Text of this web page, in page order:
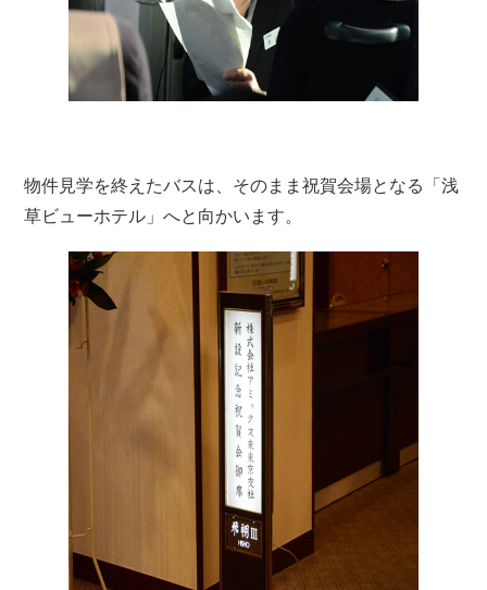
物件見学を終えたバスは、そのまま祝賀会場となる「浅
草ビューホテル」へと向かいます。